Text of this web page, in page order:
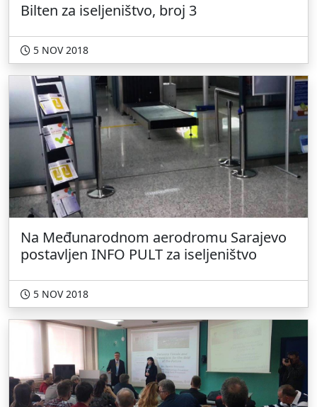
Bilten za iseljeništvo, broj 3
5 NOV 2018
Na Međunarodnom aerodromu Sarajevo
postavljen INFO PULT za iseljeništvo
5 NOV 2018